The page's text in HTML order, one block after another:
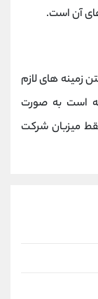
آن است.
زمینه های لازم
است به صورت
میزبان شرکت